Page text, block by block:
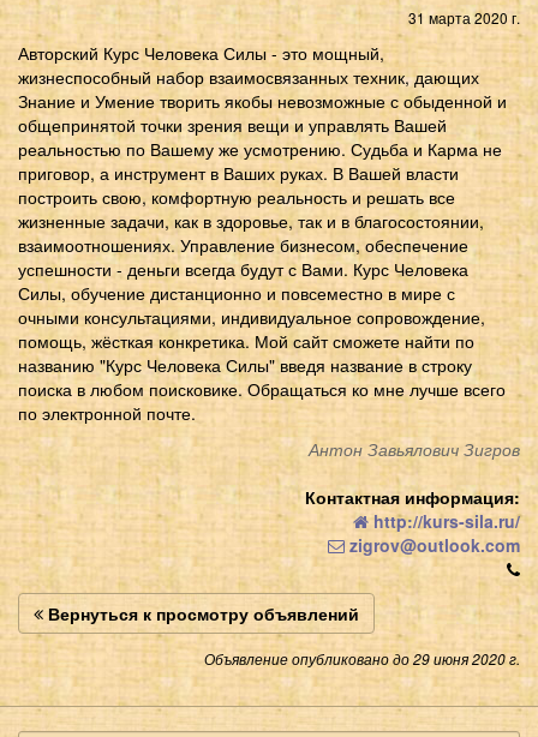
31 марта 2020 г.
Авторский Курс Человека Силы - это мощный,
жизнеспособный набор взаимосвязанных техник, дающих
Знание и Умение творить якобы невозможные с обыденной и
общепринятой точки зрения вещи и управлять Вашей
реальностью по Вашему же усмотрению. Судьба и Карма не
приговор, а инструмент в Ваших руках. В Вашей власти
построить свою, комфортную реальность и решать все
жизненные задачи, как в здоровье, так и в благосостоянии,
взаимоотношениях. Управление бизнесом, обеспечение
успешности - деньги всегда будут с Вами. Курс Человека
Силы, обучение дистанционно и повсеместно в мире с
очными консультациями, индивидуальное сопровождение,
помощь, жёсткая конкретика. Мой сайт сможете найти по
названию "Курс Человека Силы" введя название в строку
поиска в любом поисковике. Обращаться ко мне лучше всего
по электронной почте.
Антон Завьялович Зигров
Контактная информация:
http://kurs-sila.ru/
zigrov@outlook.com
Вернуться к просмотру объявлений
Объявление опубликовано до 29 июня 2020 г.